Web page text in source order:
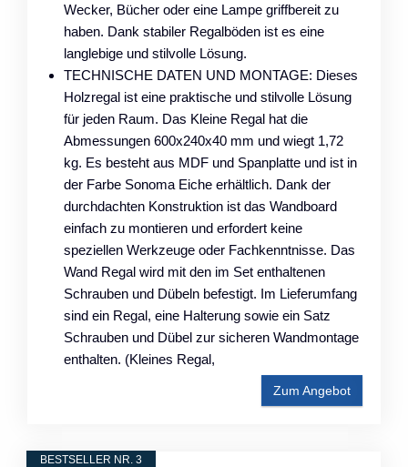
Wecker, Bücher oder eine Lampe griffbereit zu
haben. Dank stabiler Regalböden ist es eine
langlebige und stilvolle Lösung.
TECHNISCHE DATEN UND MONTAGE: Dieses
Holzregal ist eine praktische und stilvolle Lösung
für jeden Raum. Das Kleine Regal hat die
Abmessungen 600x240x40 mm und wiegt 1,72
kg. Es besteht aus MDF und Spanplatte und ist in
der Farbe Sonoma Eiche erhältlich. Dank der
durchdachten Konstruktion ist das Wandboard
einfach zu montieren und erfordert keine
speziellen Werkzeuge oder Fachkenntnisse. Das
Wand Regal wird mit den im Set enthaltenen
Schrauben und Dübeln befestigt. Im Lieferumfang
sind ein Regal, eine Halterung sowie ein Satz
Schrauben und Dübel zur sicheren Wandmontage
enthalten. (Kleines Regal,
Zum Angebot
BESTSELLER NR. 3